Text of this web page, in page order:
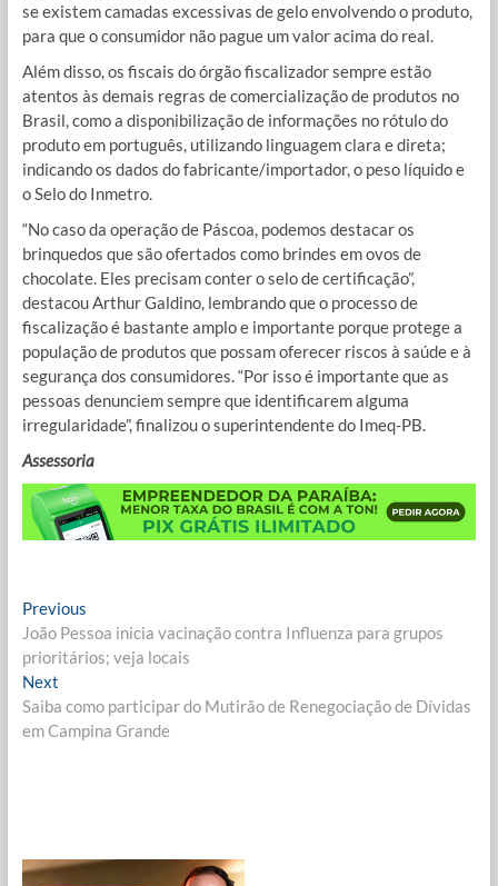
se existem camadas excessivas de gelo envolvendo o produto,
para que o consumidor não pague um valor acima do real.
Além disso, os fiscais do órgão fiscalizador sempre estão
atentos às demais regras de comercialização de produtos no
Brasil, como a disponibilização de informações no rótulo do
produto em português, utilizando linguagem clara e direta;
indicando os dados do fabricante/importador, o peso líquido e
o Selo do Inmetro.
“No caso da operação de Páscoa, podemos destacar os
brinquedos que são ofertados como brindes em ovos de
chocolate. Eles precisam conter o selo de certificação”,
destacou Arthur Galdino, lembrando que o processo de
fiscalização é bastante amplo e importante porque protege a
população de produtos que possam oferecer riscos à saúde e à
segurança dos consumidores. “Por isso é importante que as
pessoas denunciem sempre que identificarem alguma
irregularidade”, finalizou o superintendente do Imeq-PB.
Assessoria
Navegação
de
Post
PreviousPrevious
post:
João Pessoa inicia vacinação contra Influenza para grupos
prioritários; veja locais
NextNext
post:
Saiba como participar do Mutirão de Renegociação de Dívidas
em Campina Grande